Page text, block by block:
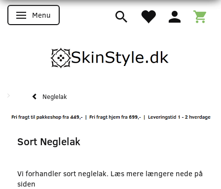
Skifte navigation
Menu
Neglelak
Sort Neglelak
Vi forhandler sort neglelak. Læs mere længere nede på
siden